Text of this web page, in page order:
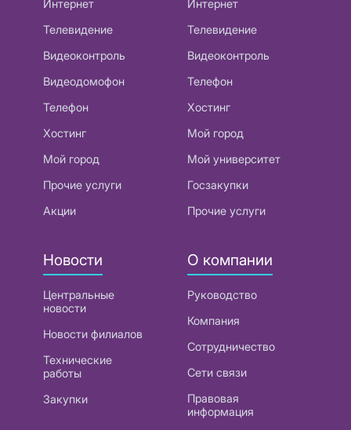
Интернет
Телевидение
Видеоконтроль
Видеодомофон
Телефон
Хостинг
Мой город
Прочие услуги
Акции
Интернет
Телевидение
Видеоконтроль
Телефон
Хостинг
Мой город
Мой университет
Госзакупки
Прочие услуги
Новости
Центральные
новости
Новости филиалов
Технические
работы
Закупки
О компании
Руководство
Компания
Сотрудничество
Сети связи
Правовая
информация